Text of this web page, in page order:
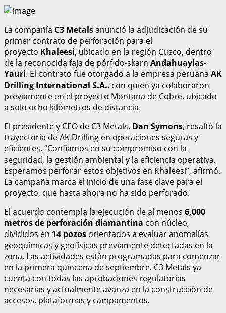
La compañía C3 Metalsanunció la adjudicación de su
primer contrato de perforación para el
proyecto Khaleesi, ubicado en la región Cusco, dentro
de la reconocida faja de pórfido-skarn Andahuaylas-
Yauri. El contrato fue otorgado a la empresa peruana AK
Drilling International S.A., con quien ya colaboraron
previamente en el proyecto Montana de Cobre, ubicado
a solo ocho kilómetros de distancia.
El presidente y CEO de C3 Metals, Dan Symons, resaltó la
trayectoria de AK Drilling en operaciones seguras y
eficientes. “Confiamos en su compromiso con la
seguridad, la gestión ambiental y la eficiencia operativa.
Esperamos perforar estos objetivos en Khaleesi”, afirmó.
La campaña marca el inicio de una fase clave para el
proyecto, que hasta ahora no ha sido perforado.
El acuerdo contempla la ejecución de al menos 6,000
metros de perforación diamantina con núcleo,
divididos en 14 pozos orientados a evaluar anomalías
geoquímicas y geofísicas previamente detectadas en la
zona. Las actividades están programadas para comenzar
en la primera quincena de septiembre. C3 Metals ya
cuenta con todas las aprobaciones regulatorias
necesarias y actualmente avanza en la construcción de
accesos, plataformas y campamentos.